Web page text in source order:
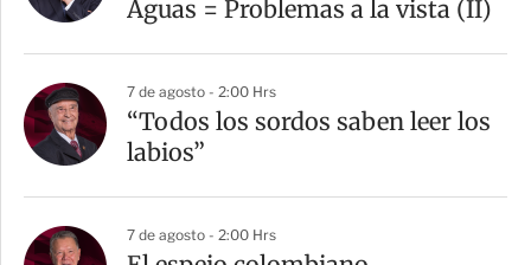
Aguas = Problemas a la vista (II)
7 de agosto - 2:00 Hrs
“Todos los sordos saben leer los
labios”
7 de agosto - 2:00 Hrs